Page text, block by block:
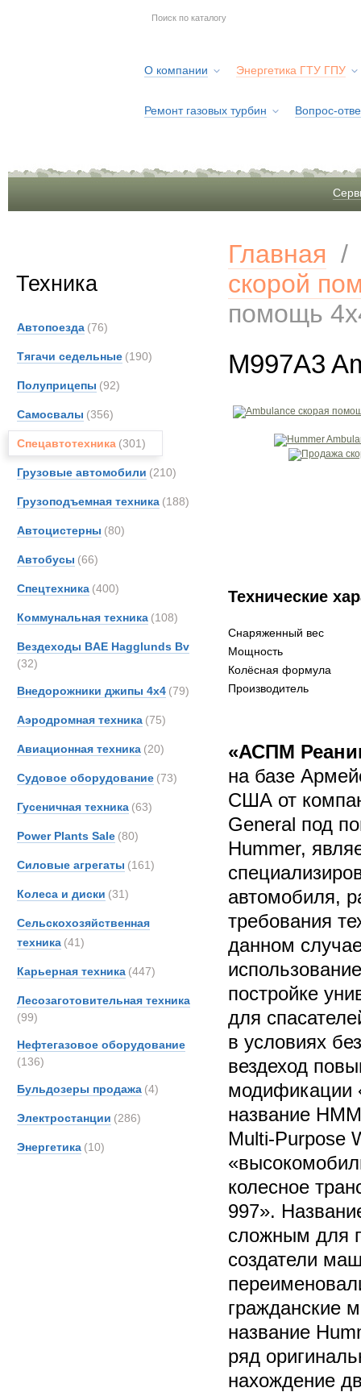
О компании Энергетика ГТУ ГПУ
Ремонт газовых турбин Вопрос-
Техника
Автопоезда (76)
Тягачи седельные (190)
Полуприцепы (92)
Самосвалы (356)
Спецавтотехника (301)
Грузовые автомобили (210)
Грузоподъемная техника (188)
Автоцистерны (80)
Автобусы (66)
Спецтехника (400)
Коммунальная техника (108)
Вездеходы BAE Hagglunds Bv
(32)
Внедорожники джипы 4х4 (79)
Аэродромная техника (75)
Авиационная техника (20)
Судовое оборудование (73)
Гусеничная техника (63)
Power Plants Sale (80)
Силовые агрегаты (161)
Колеса и диски (31)
Сельскохозяйственная
техника (41)
Карьерная техника (447)
Лесозаготовительная техника
(99)
Нефтегазовое оборудование
(136)
Бульдозеры продажа (4)
Электростанции (286)
Энергетика (10)
Главная
скорой
помощь
M997A3
Технические
Снаряженный вес
Мощность
Колёсная формула
Производитель
«АСПМ
на базе
США от
General под
Hummer,
автомобиля,
требования
данном
постройке
для
в условиях
вездеход
модификации
название
Multi-Purpose
колесное
997».
сложным для
создатели
гражданские
название
ряд
нахождение